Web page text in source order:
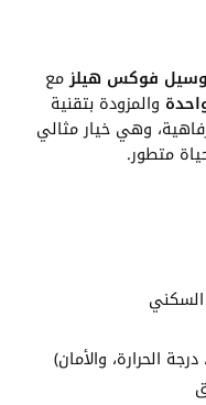
فوكس هيلزمع
والمزودة بتقنية
وهي خيار مثالي
متطور.
الحرارة، والأمان)